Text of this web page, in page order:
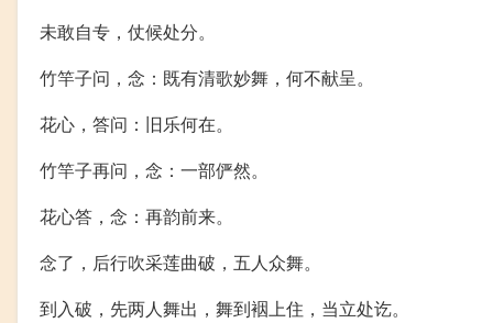
未敢自专，仗候处分。
竹竿子问，念：既有清歌妙舞，何不献呈。
花心，答问：旧乐何在。
竹竿子再问，念：一部俨然。
花心答，念：再韵前来。
念了，后行吹采莲曲破，五人众舞。
到入破，先两人舞出，舞到裀上住，当立处讫。